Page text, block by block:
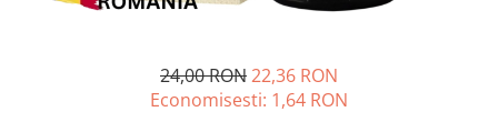
24,00 RON22,36 RON
Economisesti: 1,64 RON